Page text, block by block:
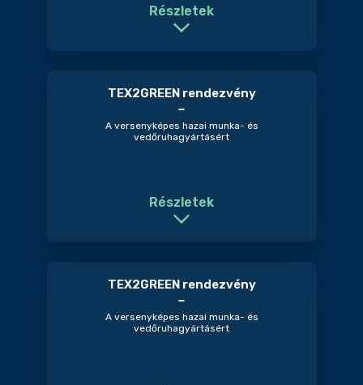
Részletek
TEX2GREEN rendezvény
A versenyképes hazai munka- és
vedőruhagyártásért
Részletek
TEX2GREEN rendezvény
A versenyképes hazai munka- és
vedőruhagyártásért